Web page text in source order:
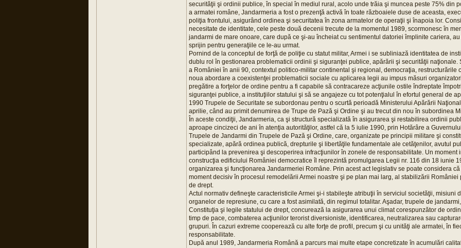
securităţii şi ordinii publice, în special în mediul rural, acolo unde trăia şi muncea peste 75% din
a armatei române, Jandarmeria a fost o prezenţă activă în toate războaiele duse de aceasta,
poliţia frontului, asigurând ordinea şi securitatea în zona armatelor de operaţii şi înapoia lor.
necesitate de identitate, cele peste două decenii trecute de la momentul 1989, scormonesc în
jandarmi de mare onoare, care după ce şi-au încheiat cu sentimentul datoriei împlinite cariera,
sprijin pentru generaţiile ce le-au urmat.
Pornind de la conceptul de forţă de poliţie cu statut militar, Armei i se subliniază identitatea de
dublu rol în gestionarea problematicii ordinii şi siguranţei publice, apărării şi securităţii naţionale.
a României în anii 90, contextul politico-militar continental şi regional, democraţia, restructurările
noua abordare a coexistenţei problematicii sociale cu aplicarea legii au impus măsuri
pregătire a forţelor de ordine pentru a fi capabile să contracareze acţiunile ostile îndreptate
siguranţei publice, a instituţiilor statului şi să se angajeze cu tot potenţialul în efortul general de
1990 Trupele de Securitate se subordonau pentru o scurtă perioadă Ministerului Apărării
aprilie, când au primit denumirea de Trupe de Pază şi Ordine şi au trecut din nou în subordinea
În aceste condiţii, Jandarmeria, ca şi structură specializată în asigurarea şi restabilirea ordinii
aproape cincizeci de ani în atenţia autorităţilor, astfel că la 5 iulie 1990, prin Hotărâre a
Trupele de Jandarmi din Trupele de Pază şi Ordine, care, organizate pe principii militare şi
specializate, apără ordinea publică, drepturile şi libertăţile fundamentale ale cetăţenilor, avutul
participând la prevenirea şi descoperirea infracţiunilor în zonele de responsabilitate. Un moment
construcţia edificiului României democratice îl reprezintă promulgarea Legii nr. 116 din 18 iunie
organizarea şi funcţionarea Jandarmeriei Române. Prin acest act legislativ se poate considera că
moment decisiv în procesul remodelării Armei noastre şi pe plan mai larg, al stabilizării României
de drept.
Actul normativ defineşte caracteristicile Armei şi-i stabileşte atribuţii în serviciul societăţii, misiuni
organelor de represiune, cu care a fost asimilată, din regimul totalitar. Aşadar, trupele de
Constituţia şi legile statului de drept, concurează la asigurarea unui climat corespunzător de
timp de pace, combaterea acţiunilor terorist diversioniste, identificarea, neutralizarea sau
grupuri. În cazuri extreme cooperează cu alte forţe de profil, precum şi cu unităţi ale armatei, în
responsabilitate.
După anul 1989, Jandarmeria Română a parcurs mai multe etape concretizate în acumulări